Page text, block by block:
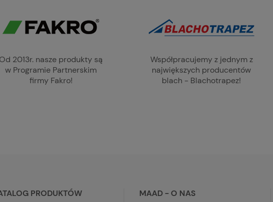
Od 2013r. nasze produkty są
w Programie Partnerskim
firmy Fakro!
Współpracujemy z jednym z
największych producentów
blach - Blachotrapez!
PRODUKTÓW MAAD - O NAS